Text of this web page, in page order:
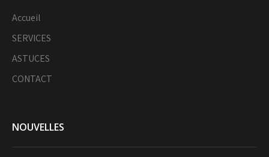
Accueil
SERVICES
ASTUCES
CONTACT
NOUVELLES